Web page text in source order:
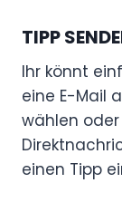
TIPP
Ihr könnt
eine E-Mail
wählen
einen Tipp